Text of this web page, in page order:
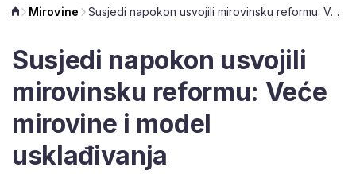
Mirovine Susjedi napokon usvojili mirovinsku reformu: Veće mirovine i model usklađivanja
Susjedi napokon usvojili
mirovinsku reformu: Veće
mirovine i model
usklađivanja